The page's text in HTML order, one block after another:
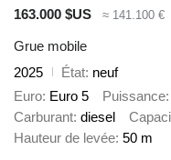
163.000 $US
≈ 141.100 €
Grue mobile
2025
État neuf
Euro Euro 5 Puissance
Carburant diesel
Hauteur de levée 50 m